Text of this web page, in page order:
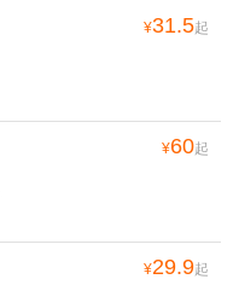
¥31.5起
¥60起
¥29.9起